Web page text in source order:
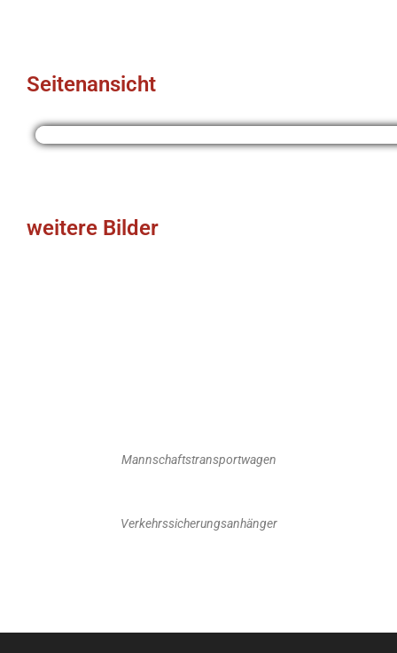
Seitenansicht
weitere Bilder
Mannschaftstransportwagen
Verkehrssicherungsanhänger